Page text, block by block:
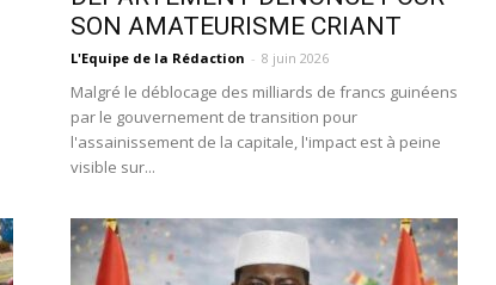
SON AMATEURISME CRIANT
L'Equipe de la Rédaction - 8 juin 2026
Malgré le déblocage des milliards de francs guinéens
par le gouvernement de transition pour
l'assainissement de la capitale, l'impact est à peine
visible sur...